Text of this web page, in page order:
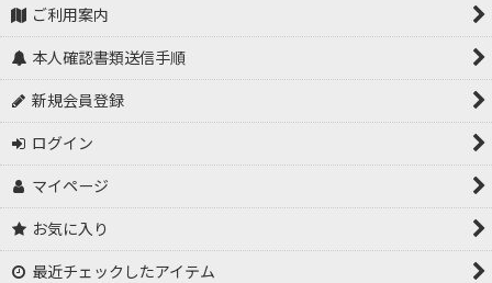
ご利用案内
本人確認書類送信手順
新規会員登録
ログイン
マイページ
お気に入り
最近チェックしたアイテム